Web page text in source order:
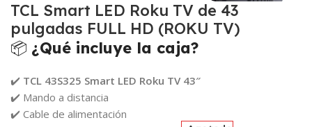
TCL Smart LED Roku TV de 43
pulgadas FULL HD (ROKU TV)
📦 ¿Qué incluye la caja?
✔️ TCL 43S325 Smart LED Roku TV 43″
✔️ Mando a distancia
✔️ Cable de alimentación